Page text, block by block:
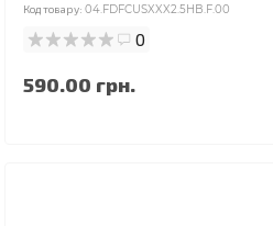
Код товару: 04.FDFCUSXXX2.5HB.F.00
0
590.00 грн.